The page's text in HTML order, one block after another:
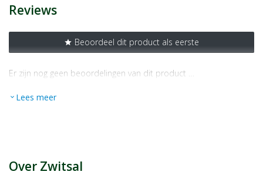
Reviews
star Beoordeel dit product als eerste
Er zijn nog geen beoordelingen van dit product …
expand_more Lees meer
Over Zwitsal